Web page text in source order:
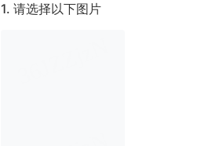
1. 请选择以下图片